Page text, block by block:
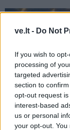
ve.lt - Do Not
If you wish to
processing of
targeted
section to
opt-out request
interest-based
us or personal
your opt-out.